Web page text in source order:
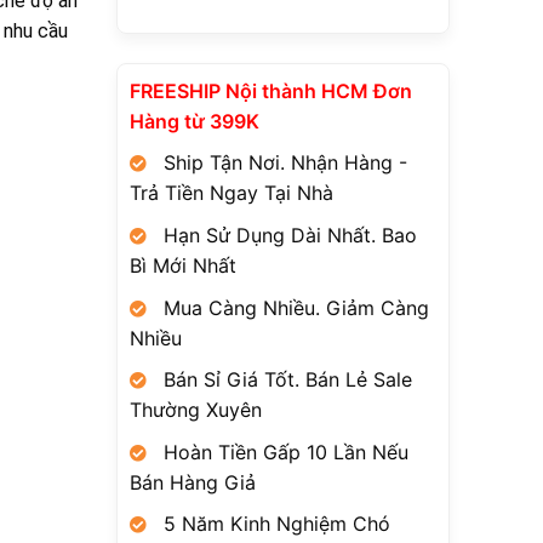
cầu
FREESHIP Nội thành HCM Đơn
Hàng từ 399K
Ship Tận Nơi. Nhận Hàng -
Trả Tiền Ngay Tại Nhà
Hạn Sử Dụng Dài Nhất. Bao
Bì Mới Nhất
Mua Càng Nhiều. Giảm Càng
Nhiều
Bán Sỉ Giá Tốt. Bán Lẻ Sale
Thường Xuyên
Hoàn Tiền Gấp 10 Lần Nếu
Bán Hàng Giả
5 Năm Kinh Nghiệm Chó